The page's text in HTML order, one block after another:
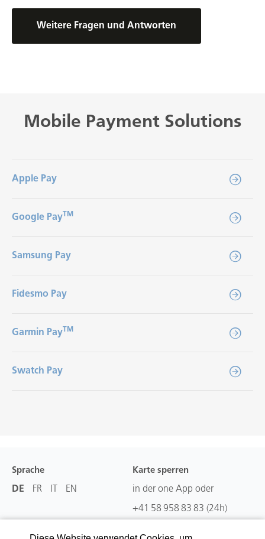
Weitere Fragen und Antworten
Mobile Payment Solutions
Apple Pay
Google PayTM
Samsung Pay
Fidesmo Pay
Garmin PayTM
Swatch Pay
Sprache
DE FR EN
Karte sperren
in der one App oder
+41 58 958 83 83 (24h)